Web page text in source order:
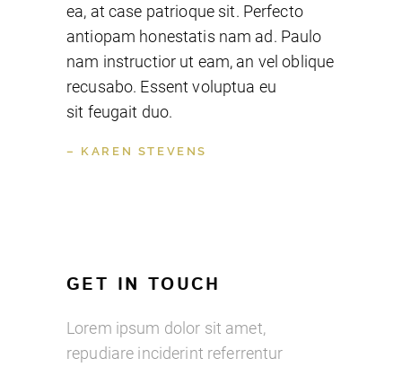
ea, at case patrioque sit. Perfecto
antiopam honestatis nam ad. Paulo
nam instructior ut eam, an vel oblique
recusabo. Essent voluptua eu
sit feugait duo.
– KAREN STEVENS
GET IN TOUCH
Lorem ipsum dolor sit amet,
repudiare inciderint referrentur